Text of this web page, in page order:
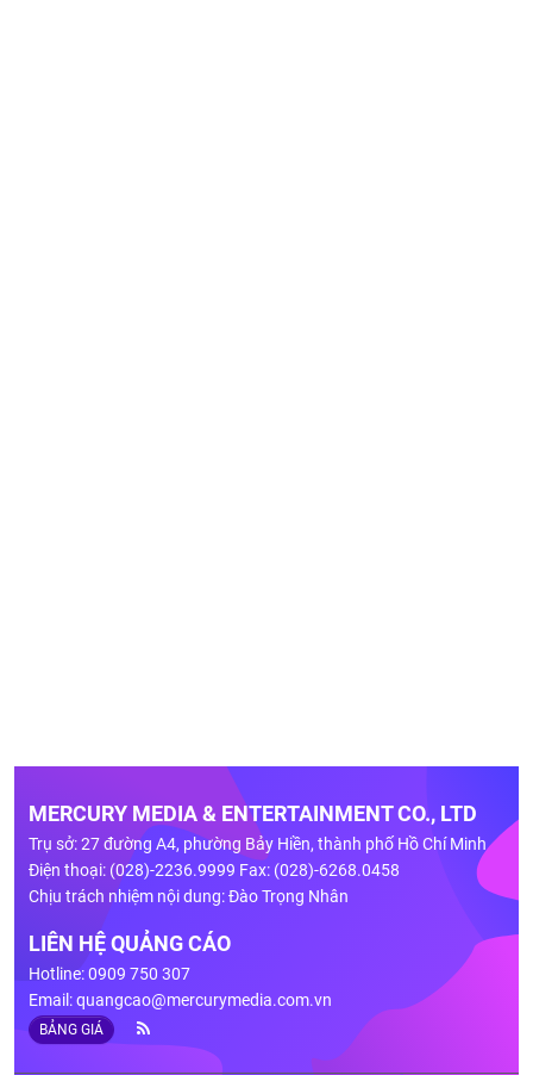
MERCURY MEDIA & ENTERTAINMENT CO., LTD
Trụ sở: 27 đường A4, phường Bảy Hiền, thành phố Hồ Chí Minh
Điện thoại: (028)-2236.9999 Fax: (028)-6268.0458
Chịu trách nhiệm nội dung: Đào Trọng Nhân
LIÊN HỆ QUẢNG CÁO
Hotline: 0909 750 307
Email:quangcao@mercurymedia.com.vn
BẢNG GIÁ